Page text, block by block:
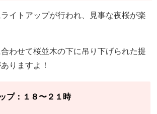
イトアップが行われ、見事な夜桜が楽
わせて桜並木の下に吊り下げられた提
りますよ！
プ：１８〜２１時